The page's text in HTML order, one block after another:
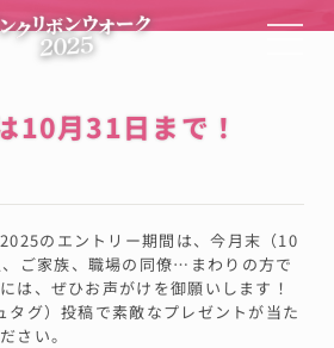
10月31日まで！
のエントリー期間は、今月末（10
ご家族、職場の同僚⋯まわりの方で
は、ぜひお声がけを御願いします！
タグ）投稿で素敵なプレゼントが当た
さい。